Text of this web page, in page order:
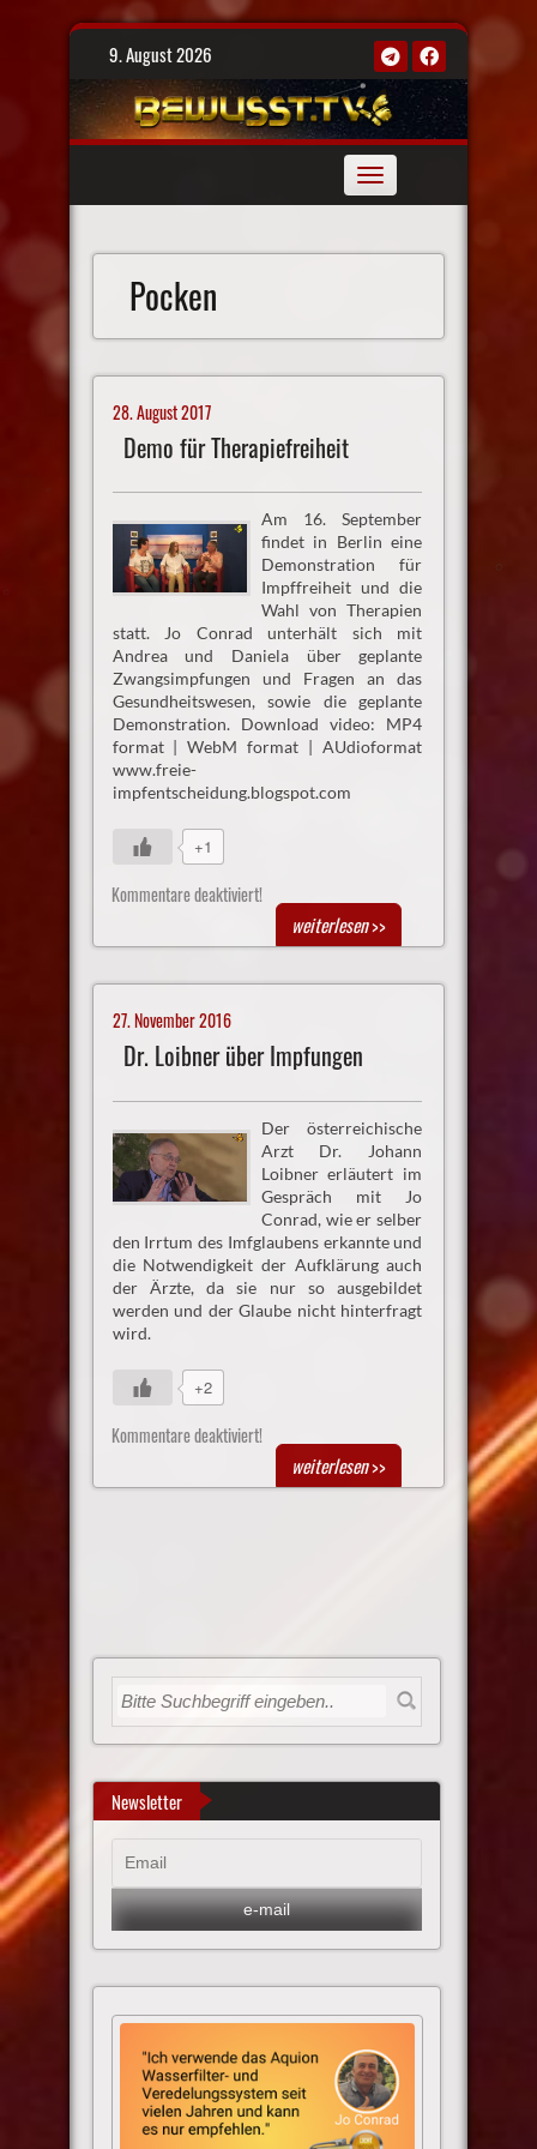
Skip
9. August 2026
Toggle
navigation
Pocken
28. August 2017
Demo für Therapiefreiheit
Am 16. September
findet in Berlin eine
Demonstration für
Impffreiheit und die
Wahl von Therapien
statt. Jo Conrad unterhält sich mit
Andrea und Daniela über geplante
Zwangsimpfungen und Fragen an das
Gesundheitswesen, sowie die geplante
Demonstration. Download video: MP4
format | WebM format | AUdioformat
www.freie-
impfentscheidung.blogspot.com
+1
Kommentare deaktiviert!
weiterlesen>>
27. November 2016
Dr. Loibner über Impfungen
Der österreichische
Arzt Dr. Johann
Loibner erläutert im
Gespräch mit Jo
Conrad, wie er selber
den Irrtum des Imfglaubens erkannte und
die Notwendigkeit der Aufklärung auch
der Ärzte, da sie nur so ausgebildet
werden und der Glaube nicht hinterfragt
wird.
+2
Kommentare deaktiviert!
weiterlesen>>
Newsletter